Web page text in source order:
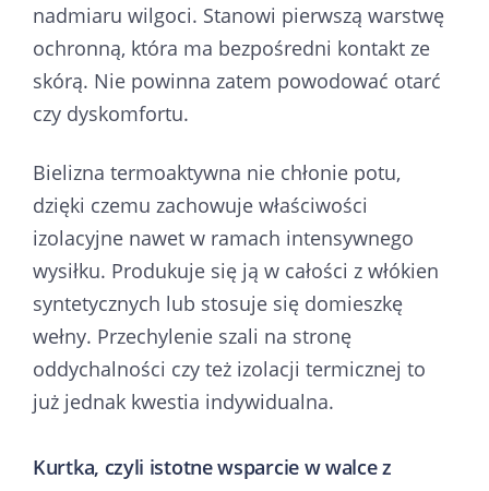
nadmiaru wilgoci. Stanowi pierwszą warstwę
ochronną, która ma bezpośredni kontakt ze
skórą. Nie powinna zatem powodować otarć
czy dyskomfortu.
Bielizna termoaktywna nie chłonie potu,
dzięki czemu zachowuje właściwości
izolacyjne nawet w ramach intensywnego
wysiłku. Produkuje się ją w całości z włókien
syntetycznych lub stosuje się domieszkę
wełny. Przechylenie szali na stronę
oddychalności czy też izolacji termicznej to
już jednak kwestia indywidualna.
Kurtka, czyli istotne wsparcie w walce z